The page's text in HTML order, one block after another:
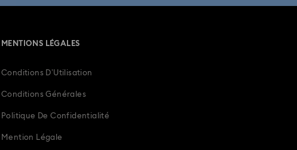
MENTIONS LÉGALES
Conditions D’Utilisation
Conditions Générales
Politique De Confidentialité
Mention Légale